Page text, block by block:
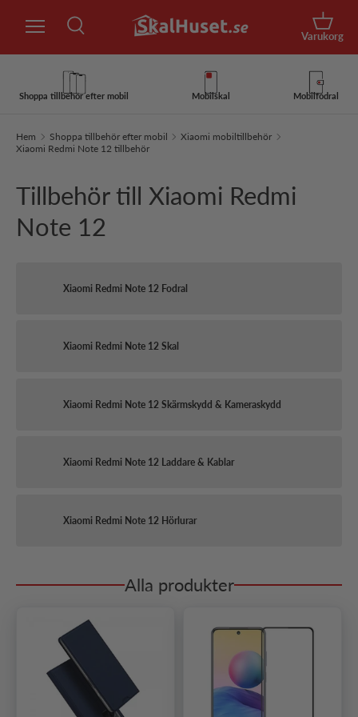
Hoppa till innehåll
Sök
Korg
Varukorg
Shoppa tillbehör efter mobil Mobilskal Mobilfodral
Hem Shoppa tillbehör efter mobil
Xiaomi mobiltillbehör
Xiaomi Redmi Note 12 tillbehör
Tillbehör till Xiaomi Redmi
Note 12
Xiaomi Redmi Note 12 Fodral
Xiaomi Redmi Note 12 Skal
Xiaomi Redmi Note 12 Skärmskydd & Kameraskydd
Xiaomi Redmi Note 12 Laddare & Kablar
Xiaomi Redmi Note 12 Hörlurar
Alla produkter